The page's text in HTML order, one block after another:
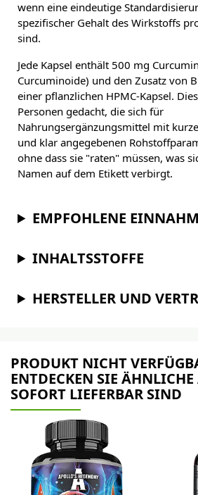
wenn eine eindeutige
spezifischer Gehalt des Wirkstoffs
sind.
Jede Kapsel enthält 500 mg
Curcuminoide) und den Zusatz von
einer pflanzlichen HPMC-Kapsel.
Personen gedacht, die sich für
Nahrungsergänzungsmittel mit
und klar angegebenen
ohne dass sie "raten" müssen, was
Namen auf dem Etikett verbirgt.
EMPFOHLENE
INHALTSSTOFFE
HERSTELLER UND
PRODUKT NICHT
ENTDECKEN SIE
SOFORT LIEFERBAR SIND